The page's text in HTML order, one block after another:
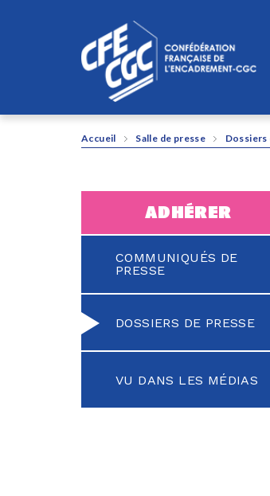
Accueil Salle de presse Dossiers
adhérer
COMMUNIQUÉS DE
PRESSE
DOSSIERS DE PRESSE
VU DANS LES MÉDIAS